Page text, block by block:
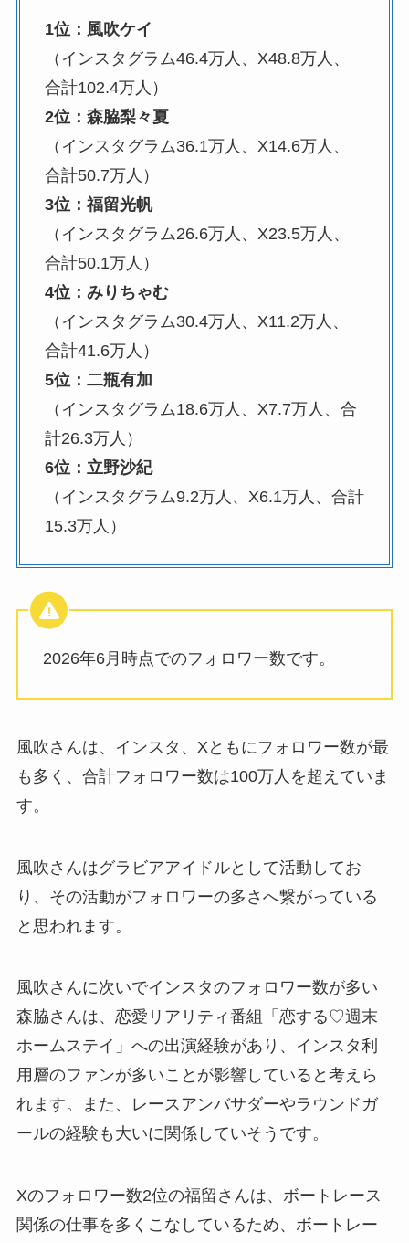
1位：風吹ケイ
（インスタグラム46.4万人、X48.8万人、
合計102.4万人）
2位：森脇梨々夏
（インスタグラム36.1万人、X14.6万人、
合計50.7万人）
3位：福留光帆
（インスタグラム26.6万人、X23.5万人、
合計50.1万人）
4位：みりちゃむ
（インスタグラム30.4万人、X11.2万人、
合計41.6万人）
5位：二瓶有加
（インスタグラム18.6万人、X7.7万人、合
計26.3万人）
6位：立野沙紀
（インスタグラム9.2万人、X6.1万人、合計
15.3万人）
2026年6月時点でのフォロワー数です。
風吹さんは、インスタ、Xともにフォロワー数が最
も多く、合計フォロワー数は100万人を超えていま
す。
風吹さんはグラビアアイドルとして活動してお
り、その活動がフォロワーの多さへ繋がっている
と思われます。
風吹さんに次いでインスタのフォロワー数が多い
森脇さんは、恋愛リアリティ番組「恋する♡週末
ホームステイ」への出演経験があり、インスタ利
用層のファンが多いことが影響していると考えら
れます。また、レースアンバサダーやラウンドガ
ールの経験も大いに関係していそうです。
Xのフォロワー数2位の福留さんは、ボートレース
関係の仕事を多くこなしているため、ボートレー